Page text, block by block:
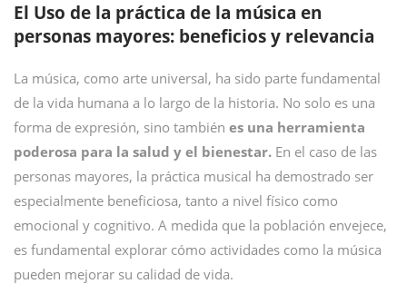
El Uso de la práctica de la música en
personas mayores: beneficios y relevancia
La música, como arte universal, ha sido parte fundamental
de la vida humana a lo largo de la historia. No solo es una
forma de expresión, sino también es una herramienta
poderosa para la salud y el bienestar. En el caso de las
personas mayores, la práctica musical ha demostrado ser
especialmente beneficiosa, tanto a nivel físico como
emocional y cognitivo. A medida que la población envejece,
es fundamental explorar cómo actividades como la música
pueden mejorar su calidad de vida.